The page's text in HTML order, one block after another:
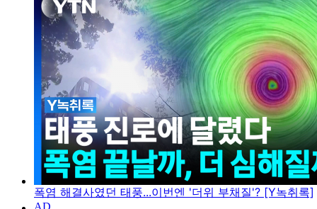
폭염 해결사였던 태풍...이번엔 '더위 부채질'? [Y녹취록]